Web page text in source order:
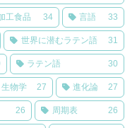
工食品 34 言語 33
世界に潜むラテン語 31
ラテン語 30
生物学 27 進化論 27
26 周期表 26